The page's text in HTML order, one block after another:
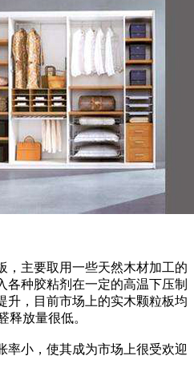
主要取用一些天然木材加工的
各种胶粘剂在一定的高温下压制
升，目前市场上的实木颗粒板均
释放量很低。
小，使其成为市场上很受欢迎